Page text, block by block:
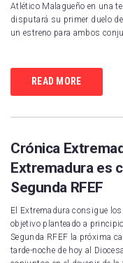
Atlético Malagueño en una
disputará su primer duelo
un estreno para ambos
READ MORE
Crónica
Extremadura es
Segunda RFEF
El Extremadura consigue
objetivo planteado a
Segunda RFEF la próxima
tarde-noche de hoy al